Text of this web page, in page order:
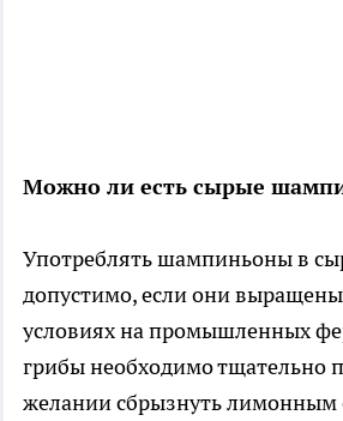
Можно ли есть сырые
Употреблять шампиньоны в
допустимо, если они
условиях на промышленных
грибы необходимо тщательно
желании сбрызнуть лимонным